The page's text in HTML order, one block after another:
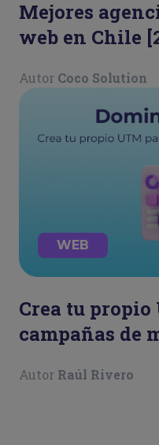
Mejores
web en Chile
Autor Coco Solution
WEB
Crea tu
campañas de
Autor Raúl Rivero